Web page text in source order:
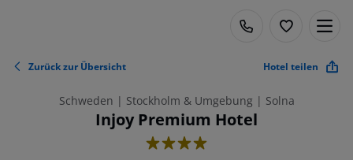
Zurück zur Übersicht Hotel teilen
Schweden | Stockholm & Umgebung | Solna
Injoy Premium Hotel
4